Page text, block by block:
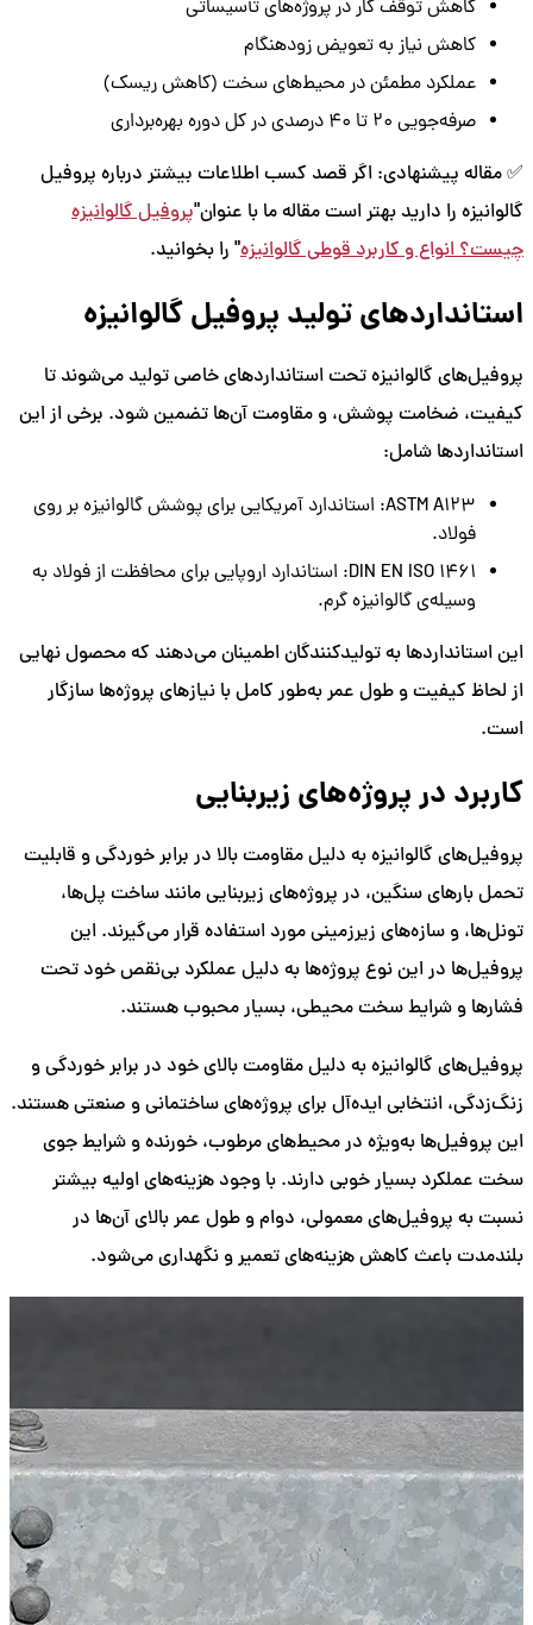
کاهش توقف کار در پروژه‌های تأسیساتی
کاهش نیاز به تعویض زودهنگام
عملکرد مطمئن در محیط‌های سخت (کاهش ریسک)
صرفه‌جویی ۲۰ تا ۴۰ درصدی در کل دوره بهره‌برداری
✅ مقاله پیشنهادی: اگر قصد کسب اطلاعات بیشتر درباره پروفیل
گالوانیزه را دارید بهتر است مقاله ما با عنوان"پروفیل گالوانیزه
چیست؟ انواع و کاربرد قوطی گالوانیزه" را بخوانید.
استانداردهای تولید پروفیل گالوانیزه
پروفیل‌های گالوانیزه تحت استانداردهای خاصی تولید می‌شوند تا
کیفیت، ضخامت پوشش، و مقاومت آن‌ها تضمین شود. برخی از این
استانداردها شامل:
ASTM A123: استاندارد آمریکایی برای پوشش گالوانیزه بر روی
فولاد.
DIN EN ISO 1461: استاندارد اروپایی برای محافظت از فولاد به
وسیله‌ی گالوانیزه گرم.
این استانداردها به تولیدکنندگان اطمینان می‌دهند که محصول نهایی
از لحاظ کیفیت و طول عمر به‌طور کامل با نیازهای پروژه‌ها سازگار
است.
کاربرد در پروژه‌های زیربنایی
پروفیل‌های گالوانیزه به دلیل مقاومت بالا در برابر خوردگی و قابلیت
تحمل بارهای سنگین، در پروژه‌های زیربنایی مانند ساخت پل‌ها،
تونل‌ها، و سازه‌های زیرزمینی مورد استفاده قرار می‌گیرند. این
پروفیل‌ها در این نوع پروژه‌ها به دلیل عملکرد بی‌نقص خود تحت
فشارها و شرایط سخت محیطی، بسیار محبوب هستند.
پروفیل‌های گالوانیزه به دلیل مقاومت بالای خود در برابر خوردگی و
زنگ‌زدگی، انتخابی ایده‌آل برای پروژه‌های ساختمانی و صنعتی هستند.
این پروفیل‌ها به‌ویژه در محیط‌های مرطوب، خورنده و شرایط جوی
سخت عملکرد بسیار خوبی دارند. با وجود هزینه‌های اولیه بیشتر
نسبت به پروفیل‌های معمولی، دوام و طول عمر بالای آن‌ها در
بلندمدت باعث کاهش هزینه‌های تعمیر و نگهداری می‌شود.